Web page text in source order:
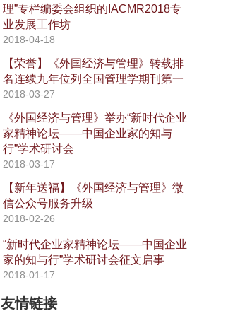
理”专栏编委会组织的IACMR2018专
业发展工作坊
2018-04-18
【荣誉】《外国经济与管理》转载排
名连续九年位列全国管理学期刊第一
2018-03-27
《外国经济与管理》举办“新时代企业
家精神论坛——中国企业家的知与
行”学术研讨会
2018-03-17
【新年送福】《外国经济与管理》微
信公众号服务升级
2018-02-26
“新时代企业家精神论坛——中国企业
家的知与行”学术研讨会征文启事
2018-01-17
友情链接